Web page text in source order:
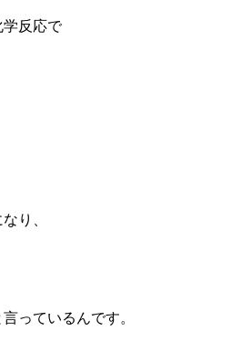
学反応で
り、
っているんです。